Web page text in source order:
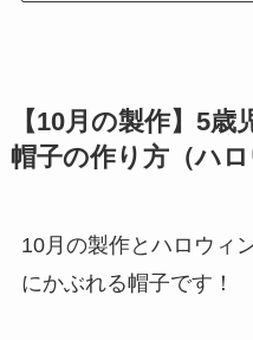
【10月の製作】5
帽子の作り方（ハロ
10月の製作とハロウィ
にかぶれる帽子です！